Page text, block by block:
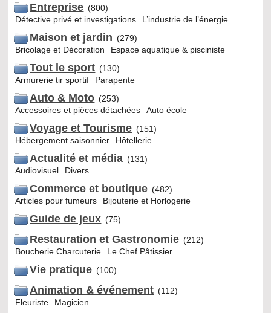
Entreprise (800)
Détective privé et investigations
L’industrie de l’énergie
Maison et jardin (279)
Bricolage et Décoration
Espace aquatique & pisciniste
Tout le sport (130)
Armurerie tir sportif
Parapente
Auto & Moto (253)
Accessoires et pièces détachées
Auto école
Voyage et Tourisme (151)
Hébergement saisonnier
Hôtellerie
Actualité et média (131)
Audiovisuel
Divers
Commerce et boutique (482)
Articles pour fumeurs
Bijouterie et Horlogerie
Guide de jeux (75)
Restauration et Gastronomie (212)
Boucherie Charcuterie
Le Chef Pâtissier
Vie pratique (100)
Animation & événement (112)
Fleuriste
Magicien